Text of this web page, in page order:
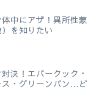
体中にアザ！異所性蒙
を知りたい
決！エバークック・
・グリーンパン…ど